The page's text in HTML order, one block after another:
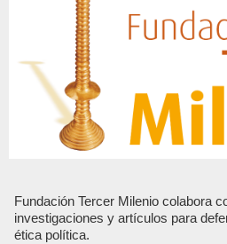
Fundación Tercer Milenio colabora
investigaciones y artículos para
ética política.